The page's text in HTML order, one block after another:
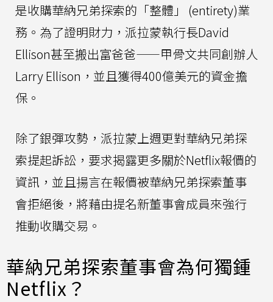
是收購華納兄弟探索的「整體」 (entirety)業
務。為了證明財力，派拉蒙執行長David
Ellison甚至搬出富爸爸——甲骨文共同創辦人
Larry Ellison，並且獲得400億美元的資金擔
保。
除了銀彈攻勢，派拉蒙上週更對華納兄弟探
索提起訴訟，要求揭露更多關於Netflix報價的
資訊，並且揚言在報價被華納兄弟探索董事
會拒絕後，將藉由提名新董事會成員來強行
推動收購交易。
華納兄弟探索董事會為何獨鍾
Netflix？